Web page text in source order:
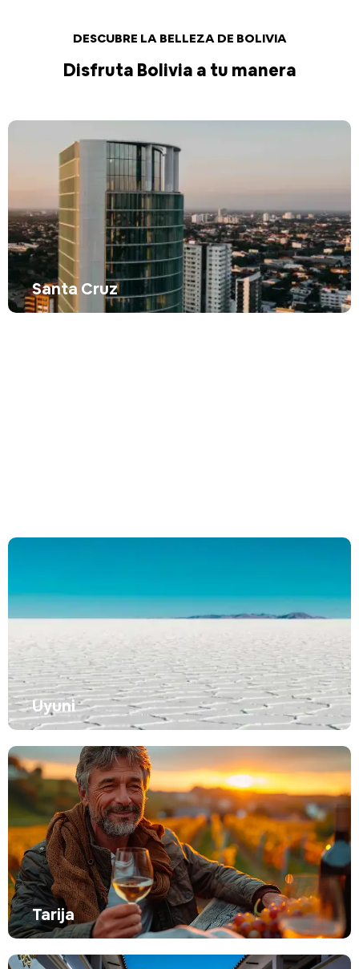
DESCUBRE LA BELLEZA DE BOLIVIA
Disfruta Bolivia a tu manera
Santa Cruz
Uyuni
Tarija